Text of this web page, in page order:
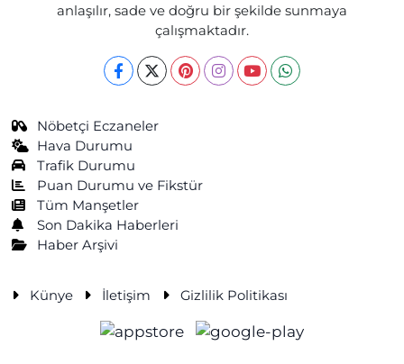
anlaşılır, sade ve doğru bir şekilde sunmaya
çalışmaktadır.
Nöbetçi Eczaneler
Hava Durumu
Trafik Durumu
Puan Durumu ve Fikstür
Tüm Manşetler
Son Dakika Haberleri
Haber Arşivi
Künye İletişim Gizlilik Politikası